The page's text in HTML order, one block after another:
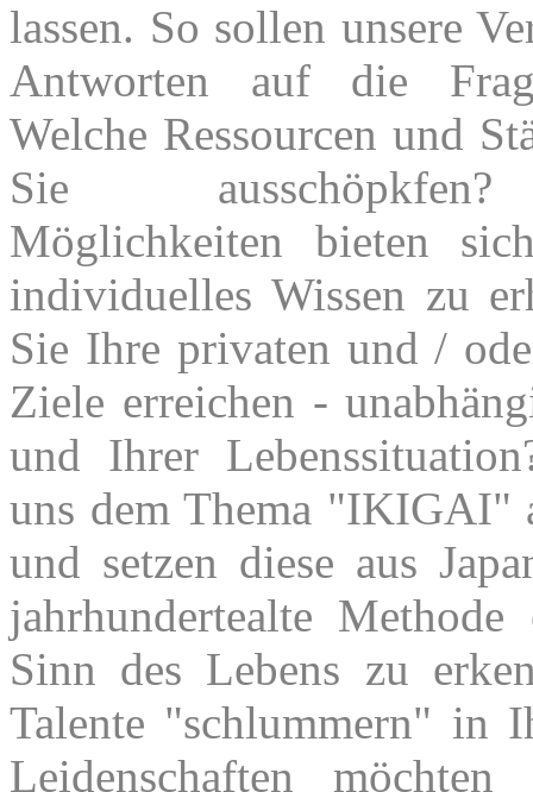
lassen. So sollen unsere
Antworten auf die
Welche Ressourcen und
Sie
Möglichkeiten bieten
individuelles Wissen zu
Sie Ihre privaten und /
Ziele erreichen -
und Ihrer
uns dem Thema "IKIGAI"
und setzen diese aus
jahrhundertealte
Sinn des Lebens zu
Talente "schlummern" in
Leidenschaften